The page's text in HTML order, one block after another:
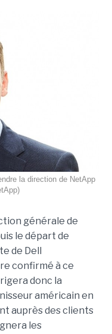
la direction de NetApp
générale de
le départ de
de Dell
confirmé à ce
donc la
américain en
auprès des clients
les